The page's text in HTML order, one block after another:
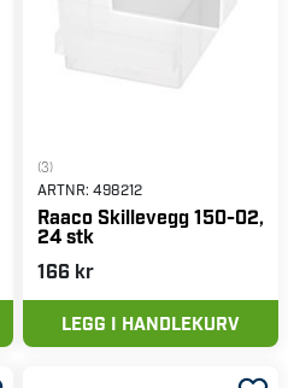
(3)
ARTNR: 498212
Raaco Skillevegg 150-02,
24 stk
166 kr
LEGG I HANDLEKURV